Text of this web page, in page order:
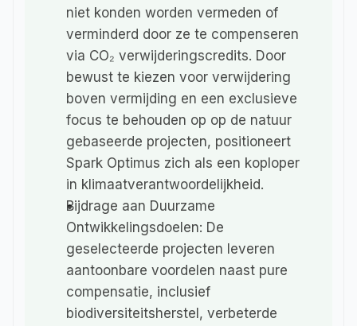
niet konden worden vermeden of
verminderd door ze te compenseren
via CO₂ verwijderingscredits. Door
bewust te kiezen voor verwijdering
boven vermijding en een exclusieve
focus te behouden op op de natuur
gebaseerde projecten, positioneert
Spark Optimus zich als een koploper
in klimaatverantwoordelijkheid.
Bijdrage aan Duurzame
Ontwikkelingsdoelen: De
geselecteerde projecten leveren
aantoonbare voordelen naast pure
compensatie, inclusief
biodiversiteitsherstel, verbeterde